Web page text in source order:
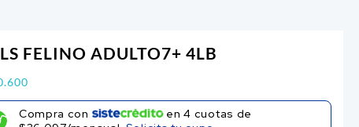
FELINO ADULTO7+ 4LB
Compra con en4 cuotas de